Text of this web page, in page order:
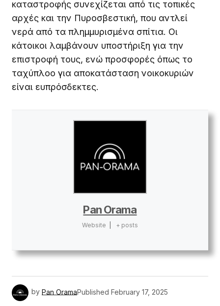
καταστροφής συνεχίζεται από τις τοπικές
αρχές και την Πυροσβεστική, που αντλεί
νερά από τα πλημμυρισμένα σπίτια. Οι
κάτοικοι λαμβάνουν υποστήριξη για την
επιστροφή τους, ενώ προσφορές όπως το
ταχύπλοο για αποκατάσταση νοικοκυριών
είναι ευπρόσδεκτες.
Pan Orama
Website + posts
by Pan OramaPublished February 17, 2025